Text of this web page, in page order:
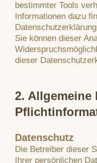
bestimmter Tools
Informationen dazu
Sie können dieser
dieser
2. Allgemeine
Datenschutz
Die Betreiber dieser
Ihrer persönlichen